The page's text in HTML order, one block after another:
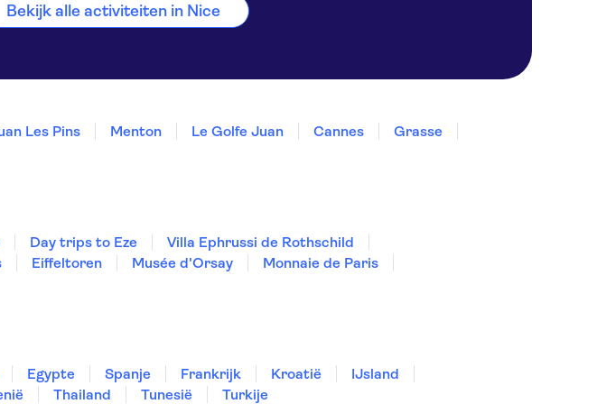
Bekijk alle activiteiten in Nice
Les Pins Menton Le Golfe Juan Cannes
Grasse
Day trips to Eze
Villa Ephrussi de Rothschild
Eiffeltoren Musée d'Orsay
Monnaie de Paris
Egypte Spanje Frankrijk Kroatië
IJsland
Thailand Tunesië Turkije